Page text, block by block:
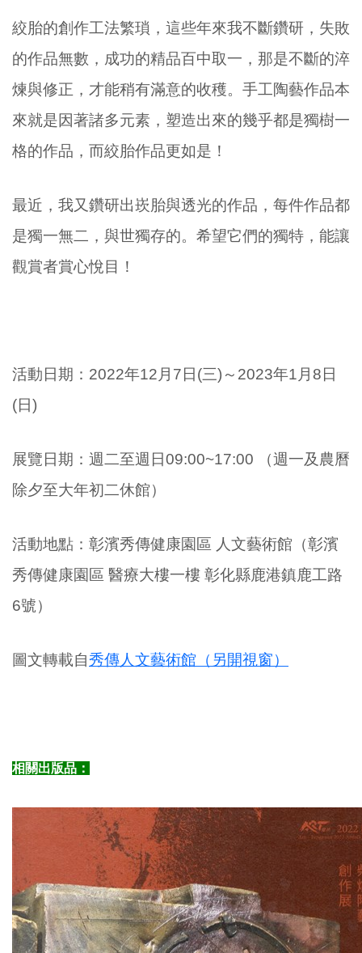
絞胎的創作工法繁瑣，這些年來我不斷鑽研，失敗
的作品無數，成功的精品百中取一，那是不斷的淬
煉與修正，才能稍有滿意的收穫。手工陶藝作品本
來就是因著諸多元素，塑造出來的幾乎都是獨樹一
格的作品，而絞胎作品更如是！
最近，我又鑽研出崁胎與透光的作品，每件作品都
是獨一無二，與世獨存的。希望它們的獨特，能讓
觀賞者賞心悅目！
活動日期： 2022年12月7日(三)～2023年1月8日
(日)
展覽日期： 週二至週日09:00~17:00 （週一及農曆
除夕至大年初二休館）
活動地點： 彰濱秀傳健康園區 人文藝術館 （彰濱
秀傳健康園區 醫療大樓一樓 彰化縣鹿港鎮鹿工路
6號）
圖文轉載自秀傳人文藝術館（另開視窗）
相關出版品：